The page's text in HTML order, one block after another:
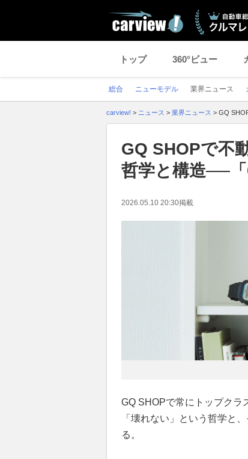
トップ 360°ビュー
総合 ニューモデル 業界ニュース
carview! > ニュース > 業界ニュース > GQ
GQ SHOPで不
哲学と構造──
2026.05.10 20:30掲載
GQ SHOPで常にトップクラ
「壊れない」という哲学と
る。